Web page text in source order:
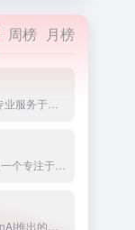
周榜 月榜